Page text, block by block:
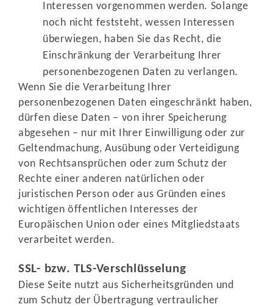
Interessen vorgenommen werden. Solange
noch nicht feststeht, wessen Interessen
überwiegen, haben Sie das Recht, die
Einschränkung der Verarbeitung Ihrer
personenbezogenen Daten zu verlangen.
Wenn Sie die Verarbeitung Ihrer
personenbezogenen Daten eingeschränkt haben,
dürfen diese Daten – von ihrer Speicherung
abgesehen – nur mit Ihrer Einwilligung oder zur
Geltendmachung, Ausübung oder Verteidigung
von Rechtsansprüchen oder zum Schutz der
Rechte einer anderen natürlichen oder
juristischen Person oder aus Gründen eines
wichtigen öffentlichen Interesses der
Europäischen Union oder eines Mitgliedstaats
verarbeitet werden.
SSL- bzw. TLS-Verschlüsselung
Diese Seite nutzt aus Sicherheitsgründen und
zum Schutz der Übertragung vertraulicher